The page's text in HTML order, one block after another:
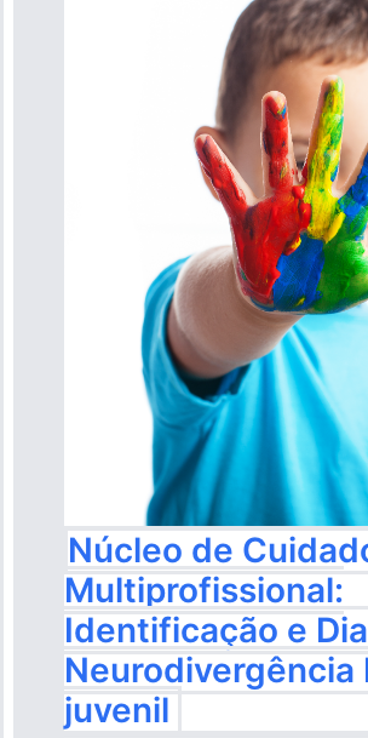
Núcleo de
Multiprofissional:
Identificação e
Neurodivergência
juvenil